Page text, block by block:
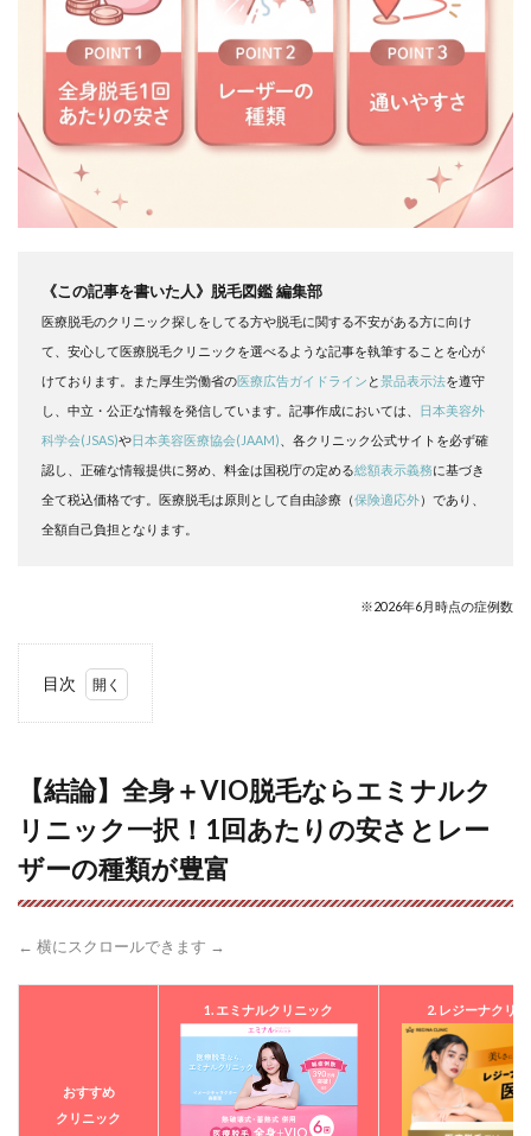
《この記事を書いた人》脱毛図鑑 編集部
医療脱毛のクリニック探しをしてる方や脱毛に関する不安がある方に向け
て、安心して医療脱毛クリニックを選べるような記事を執筆することを心が
けております。また厚生労働省の医療広告ガイドライン と景品表示法を遵守
し、中立・公正な情報を発信しています。記事作成においては、 日本美容外
科学会(JSAS)や日本美容医療協会(JAAM) 、各クリニック公式サイトを必ず確
認し、正確な情報提供に努め、料金は国税庁の定める総額表示義務に基づき
全て税込価格です。医療脱毛は原則として自由診療（保険適応外）であり、
全額自己負担となります。
※2026年6月時点の症例数
目次
全身
＋
VIO
脱毛
なら
ナル
ニッ
とレ
ーザ
【結論】全身＋VIO脱毛ならエミナルク
リニック一択！1回あたりの安さとレー
ザーの種類が豊富
← 横にスクロールできます →
おすすめ
クリニック
1. エミナルクリニック 2. レジーナクリ